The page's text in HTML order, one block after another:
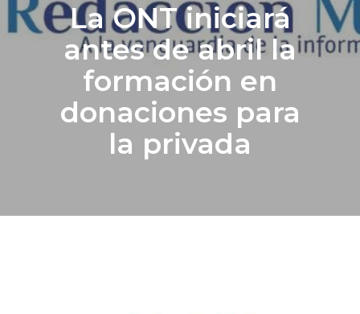
La ONT iniciará
antes de abril la
formación en
donaciones para
la privada